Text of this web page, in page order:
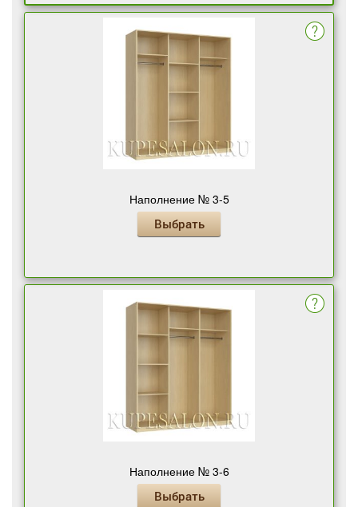
Наполнение № 3-5
Выбрать
Наполнение № 3-6
Выбрать